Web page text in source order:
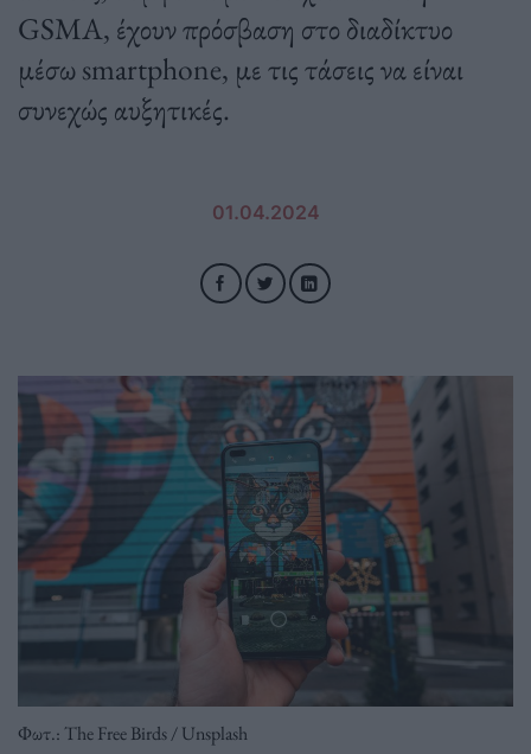
GSMA, έχουν πρόσβαση στο διαδίκτυο
μέσω smartphone, με τις τάσεις να είναι
συνεχώς αυξητικές.
01.04.2024
Φωτ.: Τhe Free Birds / Unsplash